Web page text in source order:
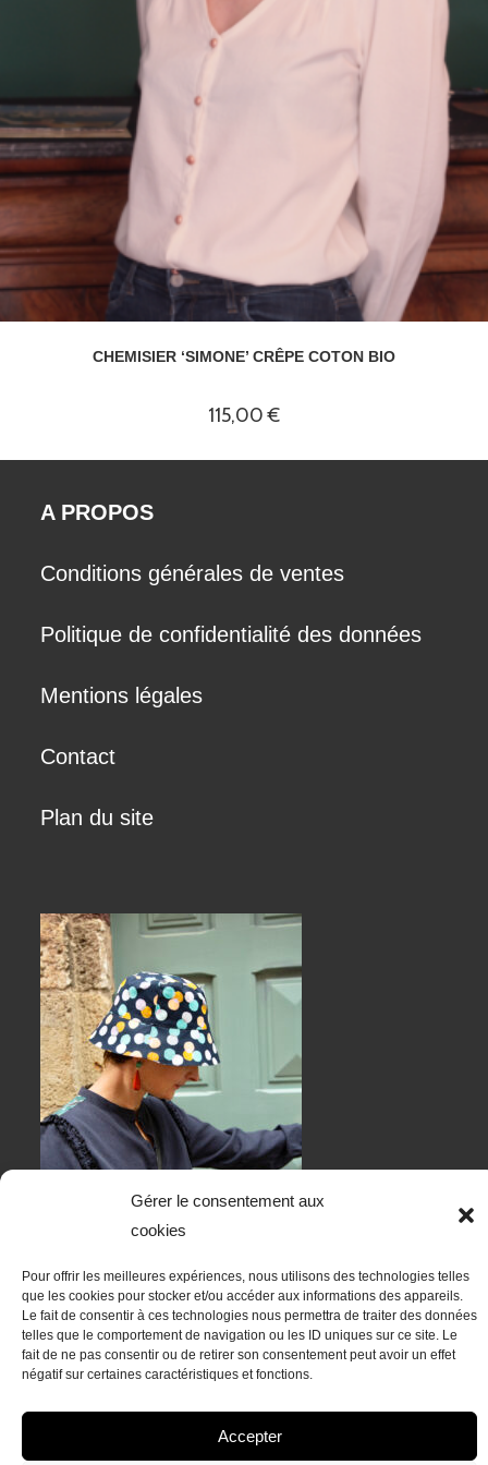
Gérer le consentement aux
cookies
Pour offrir les meilleures expériences, nous utilisons des technologies telles
que les cookies pour stocker et/ou accéder aux informations des appareils.
Le fait de consentir à ces technologies nous permettra de traiter des données
telles que le comportement de navigation ou les ID uniques sur ce site. Le
fait de ne pas consentir ou de retirer son consentement peut avoir un effet
négatif sur certaines caractéristiques et fonctions.
Accepter
CHEMISIER ‘SIMONE’ CRÊPE COTON BIO
115,00€
A PROPOS
Conditions générales de ventes
Politique de confidentialité des données
Mentions légales
Contact
Plan du site
RESTONS EN CONTACT